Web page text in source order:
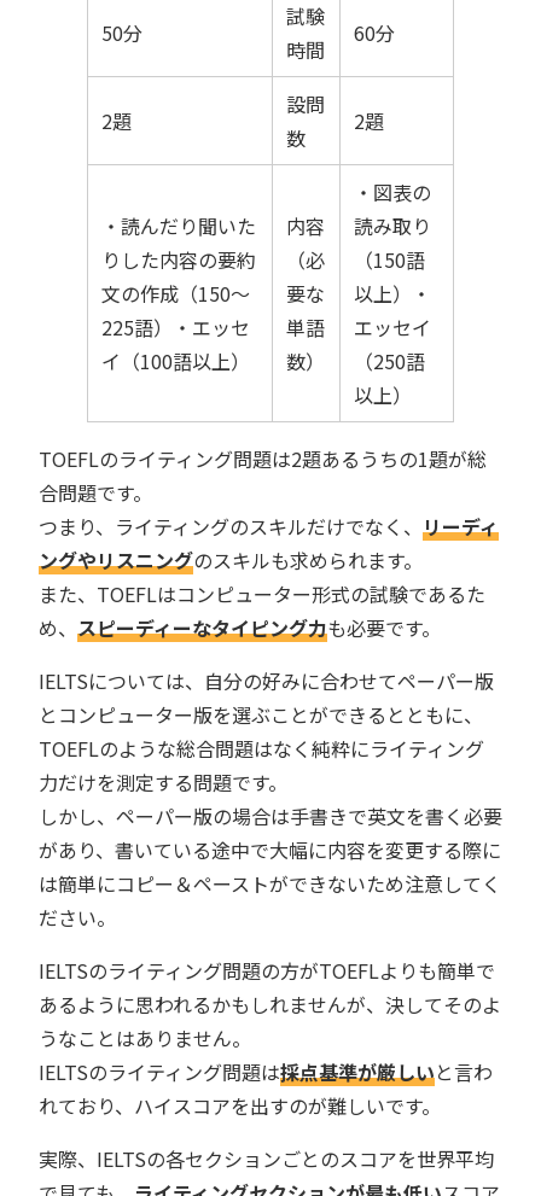
50分
試験
時間
60分
2題
設問
数
2題
・読んだり聞いた
りした内容の要約
文の作成（150〜
225語）・エッセ
イ（100語以上）
内容
（必
要な
単語
数）
・図表の
読み取り
（150語
以上）・
エッセイ
（250語
以上）
TOEFLのライティング問題は2題あるうちの1題が総
合問題です。
つまり、ライティングのスキルだけでなく、 リーディ
ングやリスニングのスキルも求められます。
また、TOEFLはコンピューター形式の試験であるた
め、 スピーディーなタイピング力も必要です。
IELTSについては、自分の好みに合わせてペーパー版
とコンピューター版を選ぶことができるとともに、
TOEFLのような総合問題はなく純粋にライティング
力だけを測定する問題です。
しかし、ペーパー版の場合は手書きで英文を書く必要
があり、書いている途中で大幅に内容を変更する際に
は簡単にコピー＆ペーストができないため注意してく
ださい。
IELTSのライティング問題の方がTOEFLよりも簡単で
あるように思われるかもしれませんが、決してそのよ
うなことはありません。
IELTSのライティング問題は採点基準が厳しいと言わ
れており、ハイスコアを出すのが難しいです。
実際、IELTSの各セクションごとのスコアを世界平均